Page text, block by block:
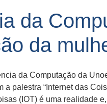
da
da
da Computação da
a palestra “Internet das
(IOT) é uma realidade